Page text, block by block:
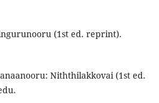
(1st ed. reprint).
Niththilakkovai (1st ed.